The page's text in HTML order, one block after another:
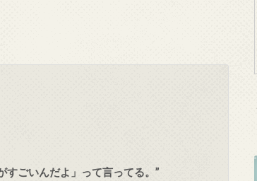
すごいんだよ」って言ってる。”